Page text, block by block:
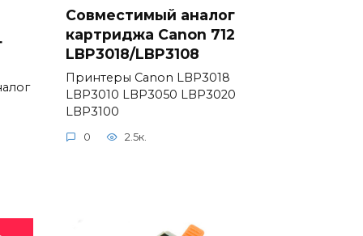
Совместимый аналог
картриджа Canon 712
LBP3018/LBP3108
Принтеры Canon LBP3018
LBP3010 LBP3050 LBP3020
LBP3100
0 2.5к.